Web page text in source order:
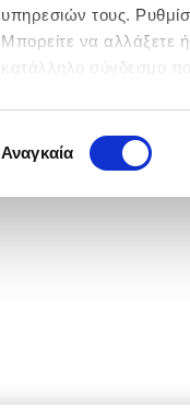
υπηρεσιών τους.
Μπορείτε να αλλάξετε
κατάλληλο σύνδεσμο
συγκατάθεσης
Αναγκαία